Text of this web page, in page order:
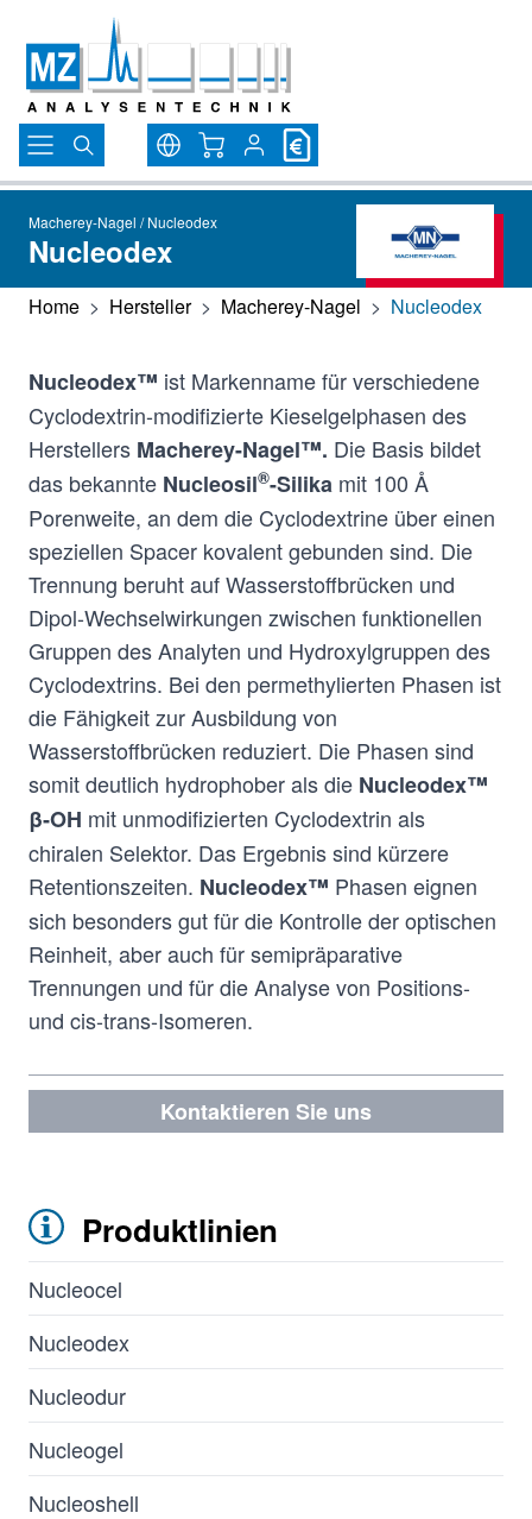
Direkt zum Inhalt
Warenkorb
Macherey-Nagel / Nucleodex
Nucleodex
Home > Hersteller > Macherey-Nagel > Nucleodex
Nucleodex™ ist Markenname für verschiedene
Cyclodextrin-modifizierte Kieselgelphasen des
Herstellers Macherey-Nagel™. Die Basis bildet
das bekannte Nucleosil®-Silika mit 100 Å
Porenweite, an dem die Cyclodextrine über einen
speziellen Spacer kovalent gebunden sind. Die
Trennung beruht auf Wasserstoffbrücken und
Dipol-Wechselwirkungen zwischen funktionellen
Gruppen des Analyten und Hydroxylgruppen des
Cyclodextrins. Bei den permethylierten Phasen ist
die Fähigkeit zur Ausbildung von
Wasserstoffbrücken reduziert. Die Phasen sind
somit deutlich hydrophober als die Nucleodex™
β‑OH mit unmodifizierten Cyclodextrin als
chiralen Selektor. Das Ergebnis sind kürzere
Retentionszeiten. Nucleodex™ Phasen eignen
sich besonders gut für die Kontrolle der optischen
Reinheit, aber auch für semipräparative
Trennungen und für die Analyse von Positions-
und cis-trans-Isomeren.
Kontaktieren Sie uns
Produktlinien
Nucleocel
Nucleodex
Nucleodur
Nucleogel
Nucleoshell